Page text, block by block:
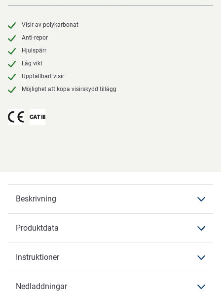
Visir av polykarbonat
Anti-repor
Hjulspärr
Låg vikt
Uppfällbart visir
Möjlighet att köpa visirskydd tillägg
Beskrivning
Produktbeskrivning
Produktdata
Instruktioner
Nedladdningar